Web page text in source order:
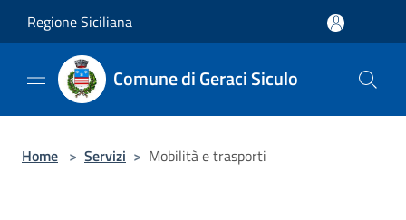
Regione Siciliana
Comune di Geraci Siculo
Home > Servizi > Mobilità e trasporti